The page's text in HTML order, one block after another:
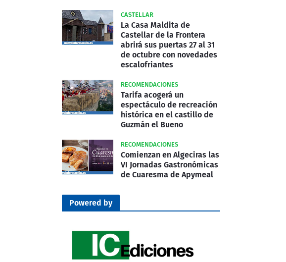
CASTELLAR
La Casa Maldita de
Castellar de la Frontera
abrirá sus puertas 27 al 31
de octubre con novedades
escalofriantes
RECOMENDACIONES
Tarifa acogerá un
espectáculo de recreación
histórica en el castillo de
Guzmán el Bueno
RECOMENDACIONES
Comienzan en Algeciras las
VI Jornadas Gastronómicas
de Cuaresma de Apymeal
Powered by